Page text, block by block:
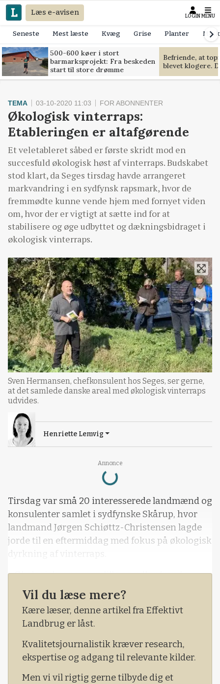
Læs e-avisen LOGIN MENU
Seneste Mest læste Kvæg Grise Planter
500-600 køer i stort
barmarksprojekt: Fra beskeden
start til store drømme
Befriende, at
blevet klogere.
Annonce
Loading...
TEMA 03-10-2020 11:03 FOR ABONNENTER
Økologisk vinterraps:
Etableringen er altafgørende
Et veletableret såbed er første skridt mod en
succesfuld økologisk høst af vinterraps. Budskabet
stod klart, da Seges tirsdag havde arrangeret
markvandring i en sydfynsk rapsmark, hvor de
fremmødte kunne vende hjem med fornyet viden
om, hvor der er vigtigt at sætte ind for at
stabilisere og øge udbyttet og dækningsbidraget i
økologisk vinterraps.
Sven Hermansen, chefkonsulent hos Seges, ser gerne,
at det samlede danske areal med økologisk vinterraps
udvides.
Henriette Lemvig
Tirsdag var små 20 interesserede landmænd og
konsulenter samlet i sydfynske Skårup, hvor
landmand Jørgen Schiøttz-Christensen lagde
jorde til en eftermiddag med fokus på økologisk
dyrkning af vinterraps.
- Økologisk raps er en lille og udfordrende
afgrøde. Indtil for 5-6 år siden blev der dyrket
under 500 hektar, i dag er det økologiske areal
cirka 3.500 hektar, indledte chefkonsulent hos
Seges, Sven Hermansen.
Vil du læse mere?
Kære læser, denne artikel fra Effektivt
Landbrug er låst.
Kvalitetsjournalistik kræver research,
ekspertise og adgang til relevante kilder.
Men vi vil rigtig gerne tilbyde dig et